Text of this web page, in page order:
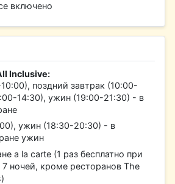
включено
Inclusive:
поздний завтрак (10:00-
14:30), ужин (19:00-21:30) - в
ужин (18:30-20:30) - в
ужин
a la carte (1 раз бесплатно при
ночей, кроме ресторанов The